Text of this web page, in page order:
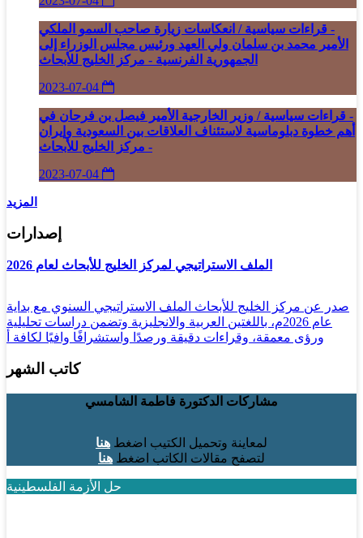
- قراءات سياسية / انعكاسات زيارة صاحب السمو الملكي
الأمير محمد بن سلمان ولي العهد ورئيس مجلس الوزراء إلى
الجمهورية الفرنسية - مركز الخليج للأبحاث
- قراءات سياسية / وزير الخارجية الأمير فيصل بن فرحان في
أهم خطوة دبلوماسية لاستئناف العلاقات بين السعودية وإيران
- مركز الخليج للأبحاث
المزيد
إصدارات
الملف الاستراتيجي لمركز الخليج للأبحاث لعام 2026
صدر عن مركز الخليج للأبحاث الملف الاستراتيجي السنوي مع بداية
عام 2026م، باللغتين العربية والانجليزية وتضمن دراسات تحليلية
ورؤى معمقة، وقراءات دقيقة ورصدًا واستشرافًا وافيًا لكافة أ
كاتب الشهر
مشاركات الدكتورة فاطمة الشامسي
لمعاينة وتحميل الكتيب اضغط هنا
لتصفح مقالات الكاتب اضغط هنا
حل الأزمة الفلسطينية